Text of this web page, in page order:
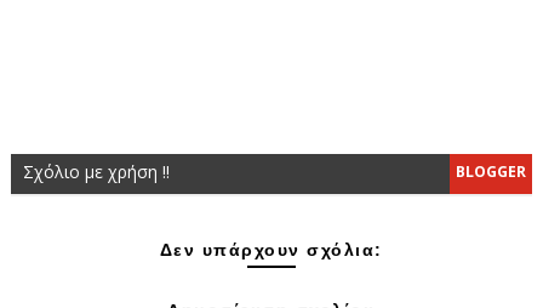
BLOGGER
Σχόλιο με χρήση !!
Δεν υπάρχουν σχόλια: